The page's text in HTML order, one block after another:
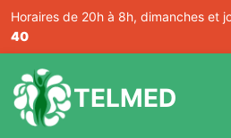
Horaires de 20h à 8h, dimanches et
40
TELMED